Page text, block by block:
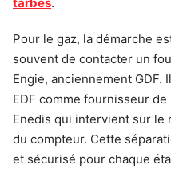
Pour le gaz, la démarche
souvent de contacter un
Engie, anciennement
EDF comme fournisseur
Enedis qui intervient sur le
du compteur. Cette
et sécurisé pour chaque